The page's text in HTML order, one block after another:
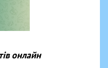
онлайн